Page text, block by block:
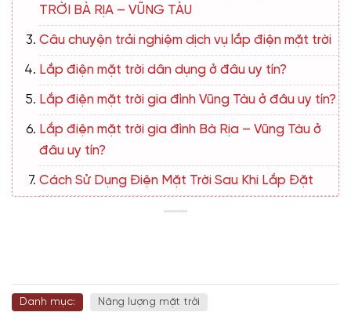
TRỜI BÀ RỊA – VŨNG TÀU
Câu chuyện trải nghiệm dịch vụ lắp điện mặt trời
Lắp điện mặt trời dân dụng ở đâu uy tín?
Lắp điện mặt trời gia đình Vũng Tàu ở đâu uy tín?
Lắp điện mặt trời gia đình Bà Rịa – Vũng Tàu ở
đâu uy tín?
Cách Sử Dụng Điện Mặt Trời Sau Khi Lắp Đặt
Danh mục: Năng lượng mặt trời